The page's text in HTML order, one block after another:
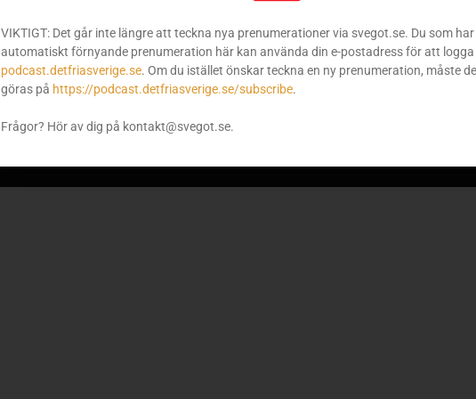
VIKTIGT: Det går inte längre att teckna nya prenumerationer via svegot.se. Du som har
automatiskt förnyande prenumeration här kan använda din e-postadress för att logga
podcast.detfriasverige.se. Om du istället önskar teckna en ny prenumeration, måste
göras på https://podcast.detfriasverige.se/subscribe.
Frågor? Hör av dig på kontakt@svegot.se.